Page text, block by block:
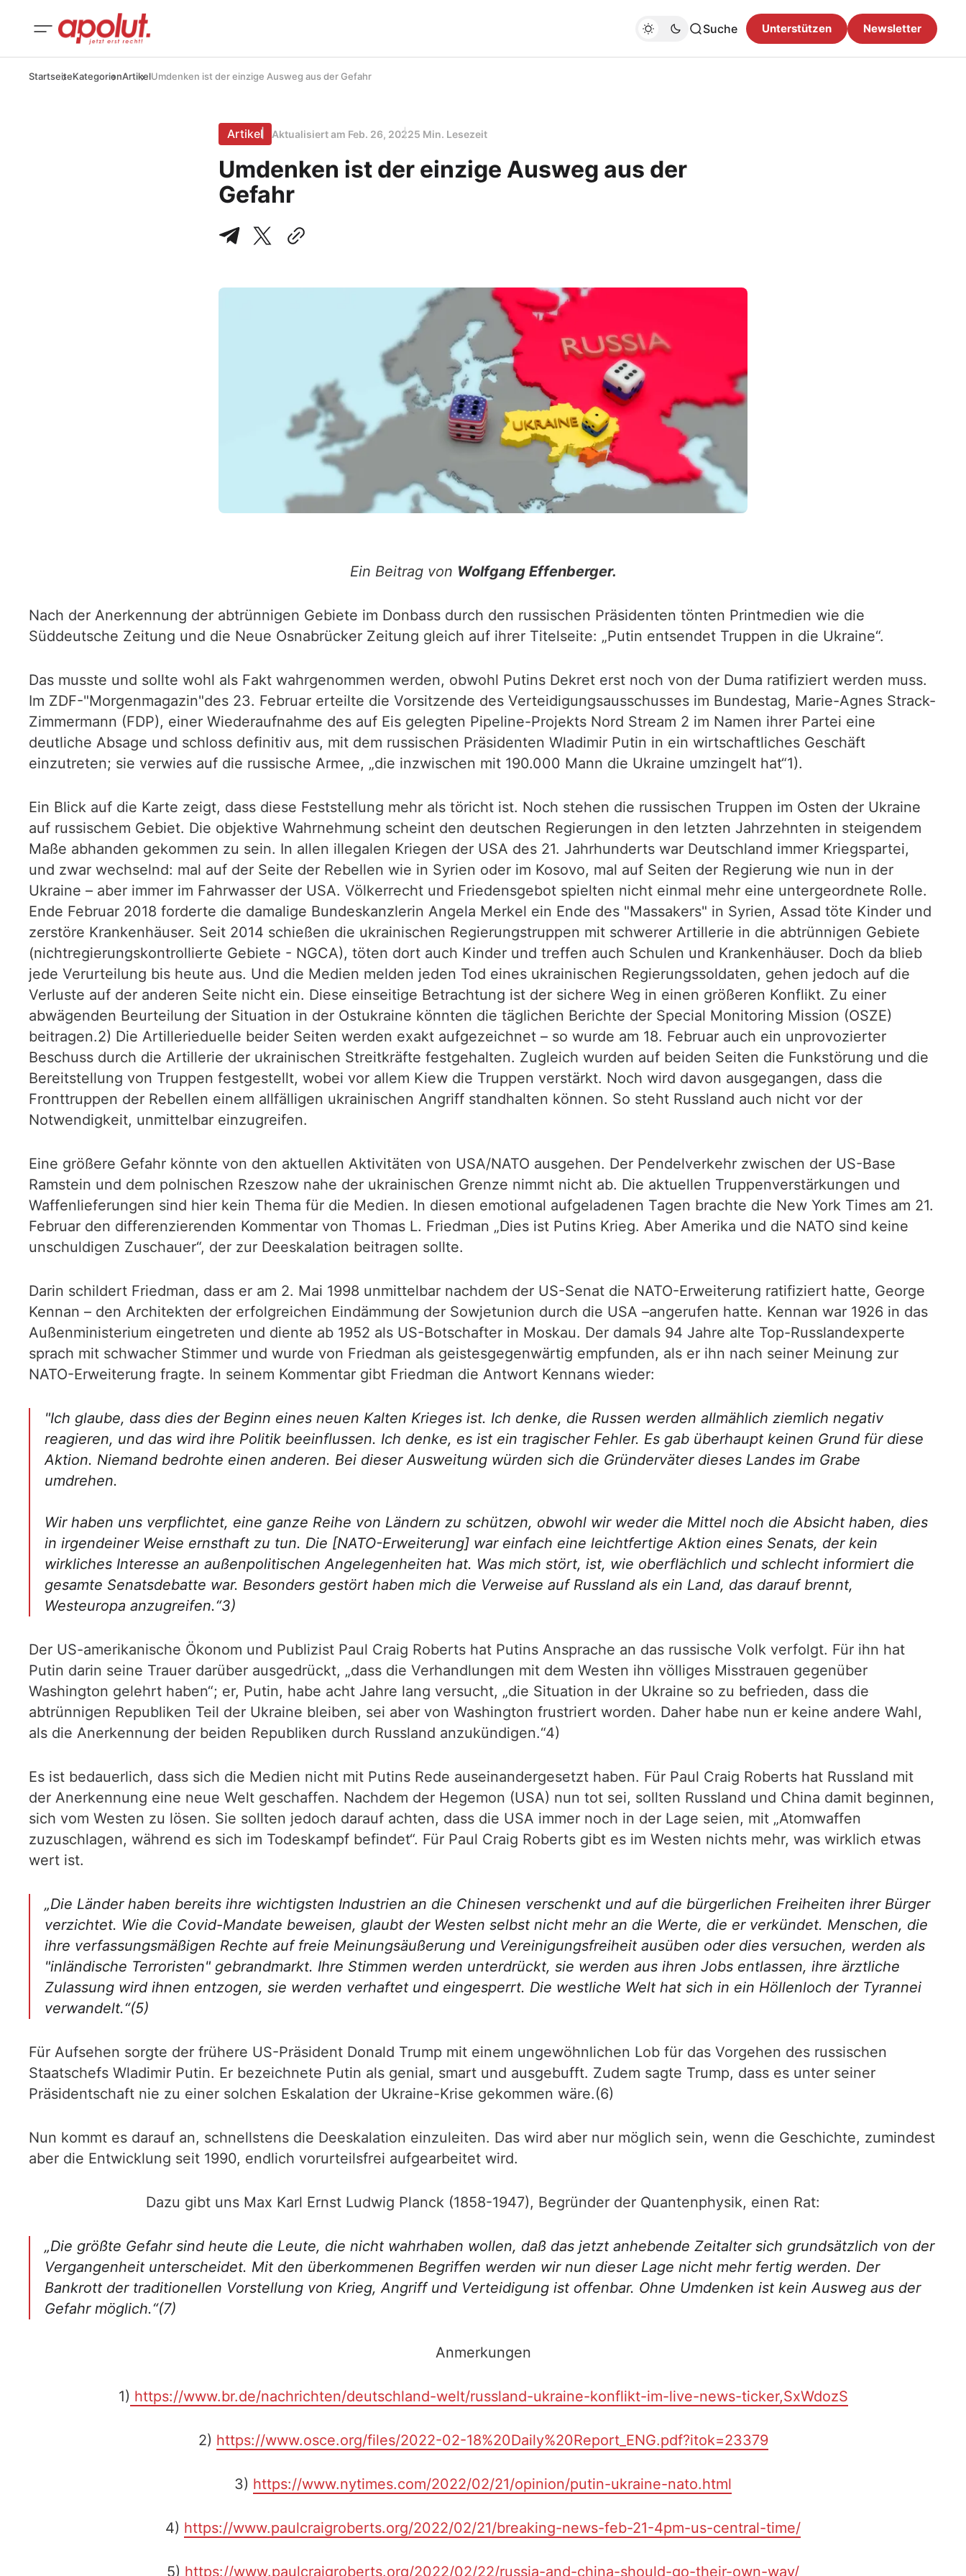
Suche Unterstützen Newsletter
StartseiteKategorienArtikelUmdenken ist der einzige Ausweg aus der Gefahr
Artikel Aktualisiert am Feb. 26, 20225 Min. Lesezeit
Umdenken ist der einzige Ausweg aus der
Gefahr
Ein Beitrag von Wolfgang Effenberger.
Nach der Anerkennung der abtrünnigen Gebiete im Donbass durch den russischen Präsidenten tönten Printmedien wie die
Süddeutsche Zeitung und die Neue Osnabrücker Zeitung gleich auf ihrer Titelseite: „Putin entsendet Truppen in die Ukraine“.
Das musste und sollte wohl als Fakt wahrgenommen werden, obwohl Putins Dekret erst noch von der Duma ratifiziert werden muss.
Im ZDF-"Morgenmagazin"des 23. Februar erteilte die Vorsitzende des Verteidigungsausschusses im Bundestag, Marie-Agnes Strack-
Zimmermann (FDP), einer Wiederaufnahme des auf Eis gelegten Pipeline-Projekts Nord Stream 2 im Namen ihrer Partei eine
deutliche Absage und schloss definitiv aus, mit dem russischen Präsidenten Wladimir Putin in ein wirtschaftliches Geschäft
einzutreten; sie verwies auf die russische Armee, „die inzwischen mit 190.000 Mann die Ukraine umzingelt hat“1).
Ein Blick auf die Karte zeigt, dass diese Feststellung mehr als töricht ist. Noch stehen die russischen Truppen im Osten der Ukraine
auf russischem Gebiet. Die objektive Wahrnehmung scheint den deutschen Regierungen in den letzten Jahrzehnten in steigendem
Maße abhanden gekommen zu sein. In allen illegalen Kriegen der USA des 21. Jahrhunderts war Deutschland immer Kriegspartei,
und zwar wechselnd: mal auf der Seite der Rebellen wie in Syrien oder im Kosovo, mal auf Seiten der Regierung wie nun in der
Ukraine – aber immer im Fahrwasser der USA. Völkerrecht und Friedensgebot spielten nicht einmal mehr eine untergeordnete Rolle.
Ende Februar 2018 forderte die damalige Bundeskanzlerin Angela Merkel ein Ende des "Massakers" in Syrien, Assad töte Kinder und
zerstöre Krankenhäuser. Seit 2014 schießen die ukrainischen Regierungstruppen mit schwerer Artillerie in die abtrünnigen Gebiete
(nichtregierungskontrollierte Gebiete - NGCA), töten dort auch Kinder und treffen auch Schulen und Krankenhäuser. Doch da blieb
jede Verurteilung bis heute aus. Und die Medien melden jeden Tod eines ukrainischen Regierungssoldaten, gehen jedoch auf die
Verluste auf der anderen Seite nicht ein. Diese einseitige Betrachtung ist der sichere Weg in einen größeren Konflikt. Zu einer
abwägenden Beurteilung der Situation in der Ostukraine könnten die täglichen Berichte der Special Monitoring Mission (OSZE)
beitragen.2) Die Artillerieduelle beider Seiten werden exakt aufgezeichnet – so wurde am 18. Februar auch ein unprovozierter
Beschuss durch die Artillerie der ukrainischen Streitkräfte festgehalten. Zugleich wurden auf beiden Seiten die Funkstörung und die
Bereitstellung von Truppen festgestellt, wobei vor allem Kiew die Truppen verstärkt. Noch wird davon ausgegangen, dass die
Fronttruppen der Rebellen einem allfälligen ukrainischen Angriff standhalten können. So steht Russland auch nicht vor der
Notwendigkeit, unmittelbar einzugreifen.
Eine größere Gefahr könnte von den aktuellen Aktivitäten von USA/NATO ausgehen. Der Pendelverkehr zwischen der US-Base
Ramstein und dem polnischen Rzeszow nahe der ukrainischen Grenze nimmt nicht ab. Die aktuellen Truppenverstärkungen und
Waffenlieferungen sind hier kein Thema für die Medien. In diesen emotional aufgeladenen Tagen brachte die New York Times am 21.
Februar den differenzierenden Kommentar von Thomas L. Friedman „Dies ist Putins Krieg. Aber Amerika und die NATO sind keine
unschuldigen Zuschauer“, der zur Deeskalation beitragen sollte.
Darin schildert Friedman, dass er am 2. Mai 1998 unmittelbar nachdem der US-Senat die NATO-Erweiterung ratifiziert hatte, George
Kennan – den Architekten der erfolgreichen Eindämmung der Sowjetunion durch die USA –angerufen hatte. Kennan war 1926 in das
Außenministerium eingetreten und diente ab 1952 als US-Botschafter in Moskau. Der damals 94 Jahre alte Top-Russlandexperte
sprach mit schwacher Stimmer und wurde von Friedman als geistesgegenwärtig empfunden, als er ihn nach seiner Meinung zur
NATO-Erweiterung fragte. In seinem Kommentar gibt Friedman die Antwort Kennans wieder:
"Ich glaube, dass dies der Beginn eines neuen Kalten Krieges ist. Ich denke, die Russen werden allmählich ziemlich negativ
reagieren, und das wird ihre Politik beeinflussen. Ich denke, es ist ein tragischer Fehler. Es gab überhaupt keinen Grund für diese
Aktion. Niemand bedrohte einen anderen. Bei dieser Ausweitung würden sich die Gründerväter dieses Landes im Grabe
umdrehen.
Wir haben uns verpflichtet, eine ganze Reihe von Ländern zu schützen, obwohl wir weder die Mittel noch die Absicht haben, dies
in irgendeiner Weise ernsthaft zu tun. Die [NATO-Erweiterung] war einfach eine leichtfertige Aktion eines Senats, der kein
wirkliches Interesse an außenpolitischen Angelegenheiten hat. Was mich stört, ist, wie oberflächlich und schlecht informiert die
gesamte Senatsdebatte war. Besonders gestört haben mich die Verweise auf Russland als ein Land, das darauf brennt,
Westeuropa anzugreifen.“3)
Der US-amerikanische Ökonom und Publizist Paul Craig Roberts hat Putins Ansprache an das russische Volk verfolgt. Für ihn hat
Putin darin seine Trauer darüber ausgedrückt, „dass die Verhandlungen mit dem Westen ihn völliges Misstrauen gegenüber
Washington gelehrt haben“; er, Putin, habe acht Jahre lang versucht, „die Situation in der Ukraine so zu befrieden, dass die
abtrünnigen Republiken Teil der Ukraine bleiben, sei aber von Washington frustriert worden. Daher habe nun er keine andere Wahl,
als die Anerkennung der beiden Republiken durch Russland anzukündigen.“4)
Es ist bedauerlich, dass sich die Medien nicht mit Putins Rede auseinandergesetzt haben. Für Paul Craig Roberts hat Russland mit
der Anerkennung eine neue Welt geschaffen. Nachdem der Hegemon (USA) nun tot sei, sollten Russland und China damit beginnen,
sich vom Westen zu lösen. Sie sollten jedoch darauf achten, dass die USA immer noch in der Lage seien, mit „Atomwaffen
zuzuschlagen, während es sich im Todeskampf befindet“. Für Paul Craig Roberts gibt es im Westen nichts mehr, was wirklich etwas
wert ist.
„Die Länder haben bereits ihre wichtigsten Industrien an die Chinesen verschenkt und auf die bürgerlichen Freiheiten ihrer Bürger
verzichtet. Wie die Covid-Mandate beweisen, glaubt der Westen selbst nicht mehr an die Werte, die er verkündet. Menschen, die
ihre verfassungsmäßigen Rechte auf freie Meinungsäußerung und Vereinigungsfreiheit ausüben oder dies versuchen, werden als
"inländische Terroristen" gebrandmarkt. Ihre Stimmen werden unterdrückt, sie werden aus ihren Jobs entlassen, ihre ärztliche
Zulassung wird ihnen entzogen, sie werden verhaftet und eingesperrt. Die westliche Welt hat sich in ein Höllenloch der Tyrannei
verwandelt.“(5)
Für Aufsehen sorgte der frühere US-Präsident Donald Trump mit einem ungewöhnlichen Lob für das Vorgehen des russischen
Staatschefs Wladimir Putin. Er bezeichnete Putin als genial, smart und ausgebufft. Zudem sagte Trump, dass es unter seiner
Präsidentschaft nie zu einer solchen Eskalation der Ukraine-Krise gekommen wäre.(6)
Nun kommt es darauf an, schnellstens die Deeskalation einzuleiten. Das wird aber nur möglich sein, wenn die Geschichte, zumindest
aber die Entwicklung seit 1990, endlich vorurteilsfrei aufgearbeitet wird.
Dazu gibt uns Max Karl Ernst Ludwig Planck (1858-1947), Begründer der Quantenphysik, einen Rat:
„Die größte Gefahr sind heute die Leute, die nicht wahrhaben wollen, daß das jetzt anhebende Zeitalter sich grundsätzlich von der
Vergangenheit unterscheidet. Mit den überkommenen Begriffen werden wir nun dieser Lage nicht mehr fertig werden. Der
Bankrott der traditionellen Vorstellung von Krieg, Angriff und Verteidigung ist offenbar. Ohne Umdenken ist kein Ausweg aus der
Gefahr möglich.“(7)
Anmerkungen
1) https://www.br.de/nachrichten/deutschland-welt/russland-ukraine-konflikt-im-live-news-ticker,SxWdozS
2) https://www.osce.org/files/2022-02-18%20Daily%20Report_ENG.pdf?itok=23379
3) https://www.nytimes.com/2022/02/21/opinion/putin-ukraine-nato.html
4) https://www.paulcraigroberts.org/2022/02/21/breaking-news-feb-21-4pm-us-central-time/
5) https://www.paulcraigroberts.org/2022/02/22/russia-and-china-should-go-their-own-way/